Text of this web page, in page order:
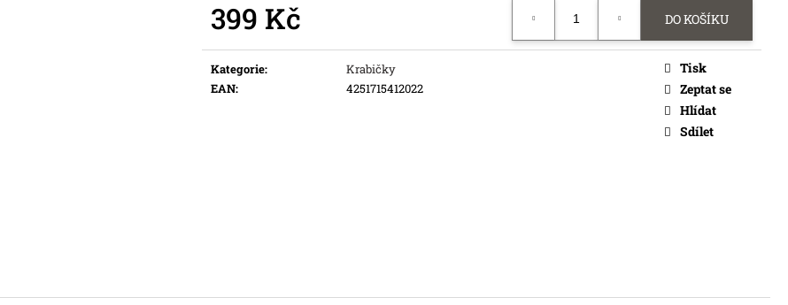
399 Kč DO KOŠÍKU
Kategorie:
Krabičky
EAN: 4251715412022
Tisk
Zeptat se
Hlídat
Sdílet